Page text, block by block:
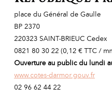
place du Général de Gaulle
BP 2370
220323 SAINT-BRIEUC Cedex
0821 80 30 22 (0,12 € TTC /
Ouverture au public du lundi
www.cotes-darmor.gouv.fr
02 96 62 44 22